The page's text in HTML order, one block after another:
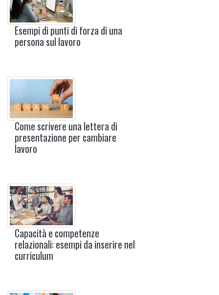
Esempi di punti di forza di una
persona sul lavoro
Come scrivere una lettera di
presentazione per cambiare
lavoro
Capacità e competenze
relazionali: esempi da inserire nel
curriculum